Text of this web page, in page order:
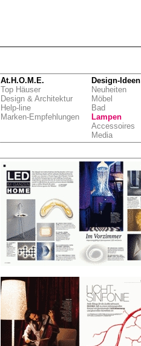
At.H.O.M.E.
Top Häuser
Design & Architektur
Help-line
Marken-Empfehlungen
Design-Ideen
Neuheiten
Möbel
Bad
Lampen
Accessoires
Media